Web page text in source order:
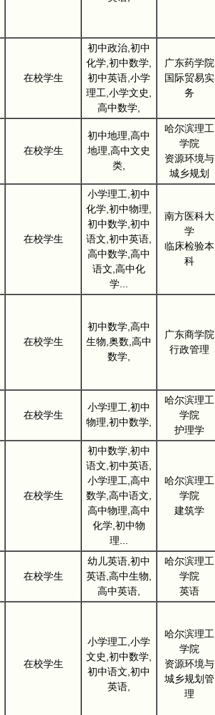
在校学生
初中政治,初中
化学,初中数学,
初中英语,小学
理工,小学文史,
高中数学,
广东药学院
国际贸易实
务
在校学生
初中地理,高中
地理,高中文史
类,
哈尔滨理工
学院
资源环境与
城乡规划
在校学生
小学理工,初中
化学,初中物理,
初中数学,初中
语文,初中英语,
高中数学,高中
语文,高中化
学...
南方医科大
学
临床检验本
科
在校学生
初中数学,高中
生物,奥数,高中
数学,
广东商学院
行政管理
在校学生
小学理工,初中
物理,初中数学,
哈尔滨理工
学院
护理学
在校学生
初中数学,初中
语文,初中英语,
小学理工,高中
数学,高中语文,
高中物理,高中
化学,初中物
理...
哈尔滨理工
学院
建筑学
在校学生
幼儿英语,初中
英语,高中生物,
高中英语,
哈尔滨理工
学院
英语
在校学生
小学理工,小学
文史,初中数学,
初中语文,初中
英语,
哈尔滨理工
学院
资源环境与
城乡规划管
理